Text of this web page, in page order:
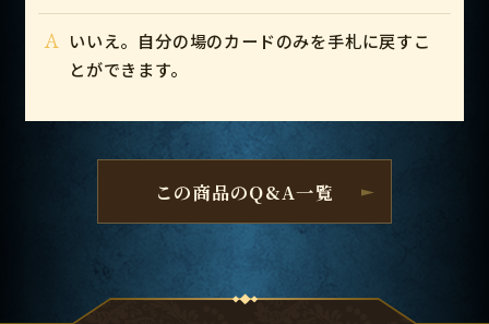
A いいえ。自分の場のカードのみを手札に戻すこ
とができます。
この商品のQ&A一覧